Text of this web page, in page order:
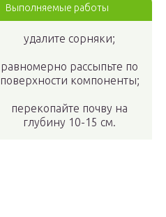
Выполняемые работы
удалите сорняки;
равномерно рассыпьте по
поверхности компоненты;
перекопайте почву на
глубину 10-15 см.